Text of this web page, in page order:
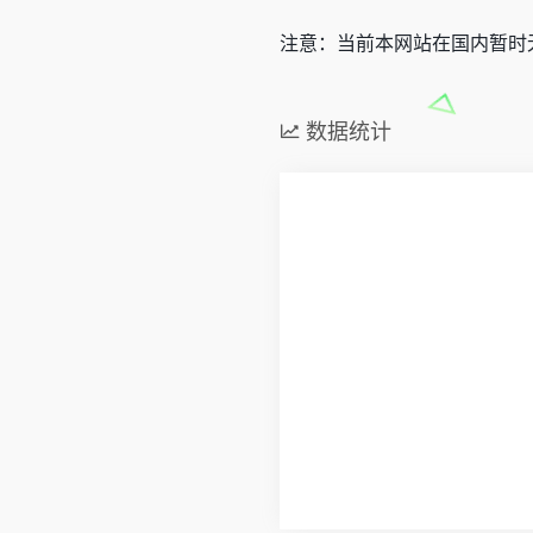
注意：当前本网站在国内暂时
数据统计